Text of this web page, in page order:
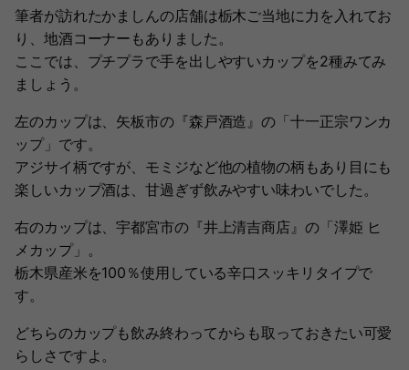
筆者が訪れたかましんの店舗は栃木ご当地に力を入れてお
り、地酒コーナーもありました。
ここでは、プチプラで手を出しやすいカップを2種みてみ
ましょう。
左のカップは、矢板市の『森戸酒造』の「十一正宗ワンカ
ップ」です。
アジサイ柄ですが、モミジなど他の植物の柄もあり目にも
楽しいカップ酒は、甘過ぎず飲みやすい味わいでした。
右のカップは、宇都宮市の『井上清吉商店』の「澤姫 ヒ
メカップ」。
栃木県産米を100％使用している辛口スッキリタイプで
す。
どちらのカップも飲み終わってからも取っておきたい可愛
らしさですよ。